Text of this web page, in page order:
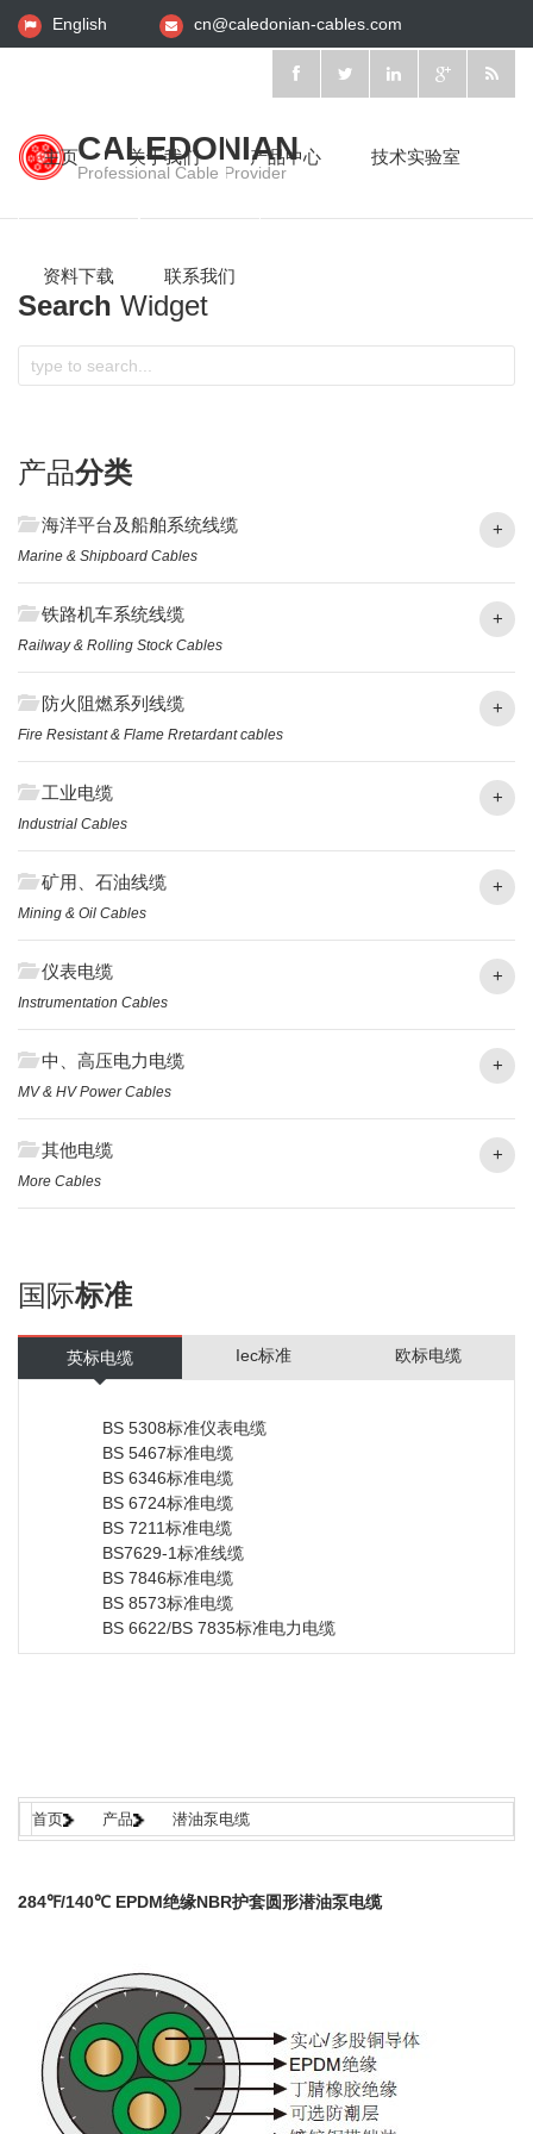
English cn@caledonian-cables.com
CALEDONIAN
Professional Cable Provider
主页 关于我们 产品中心 技术实验室
资料下载 联系我们
Search Widget
产品分类
海洋平台及船舶系统线缆 +
Marine & Shipboard Cables
铁路机车系统线缆 +
Railway & Rolling Stock Cables
防火阻燃系列线缆 +
Fire Resistant & Flame Rretardant cables
工业电缆 +
Industrial Cables
矿用、石油线缆 +
Mining & Oil Cables
仪表电缆 +
Instrumentation Cables
中、高压电力电缆 +
MV & HV Power Cables
其他电缆 +
More Cables
国际标准
英标电缆 Iec标准 欧标电缆
BS 5308标准仪表电缆
BS 5467标准电缆
BS 6346标准电缆
BS 6724标准电缆
BS 7211标准电缆
BS7629-1标准线缆
BS 7846标准电缆
BS 8573标准电缆
BS 6622/BS 7835标准电力电缆
首页 产品 潜油泵电缆
284℉/140℃ EPDM绝缘NBR护套圆形潜油泵电缆